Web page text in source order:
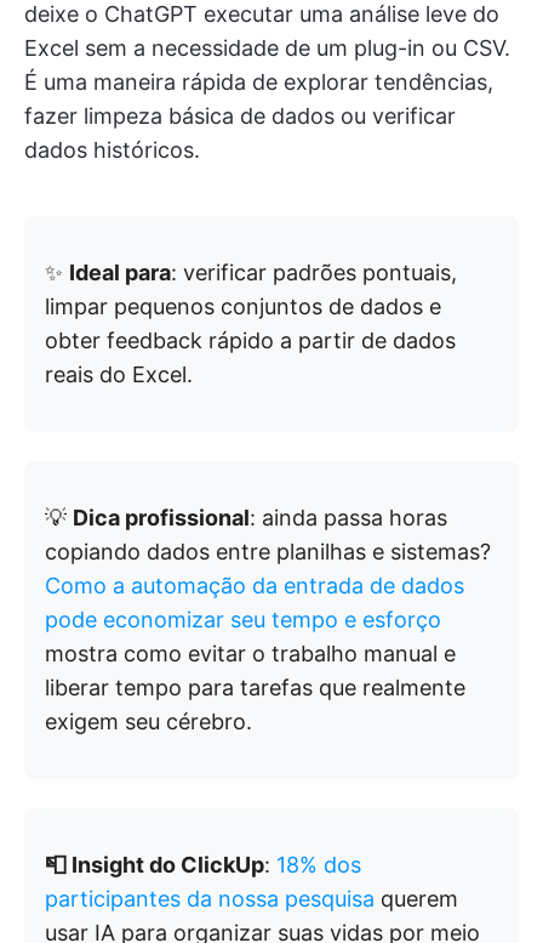
deixe o ChatGPT executar uma análise leve do
Excel sem a necessidade de um plug-in ou CSV.
É uma maneira rápida de explorar tendências,
fazer limpeza básica de dados ou verificar
dados históricos.
✨ Ideal para: verificar padrões pontuais,
limpar pequenos conjuntos de dados e
obter feedback rápido a partir de dados
reais do Excel.
💡 Dica profissional: ainda passa horas
copiando dados entre planilhas e sistemas?
Como a automação da entrada de dados
pode economizar seu tempo e esforço
mostra como evitar o trabalho manual e
liberar tempo para tarefas que realmente
exigem seu cérebro.
📮 Insight do ClickUp: 18% dos
participantes da nossa pesquisa querem
usar IA para organizar suas vidas por meio